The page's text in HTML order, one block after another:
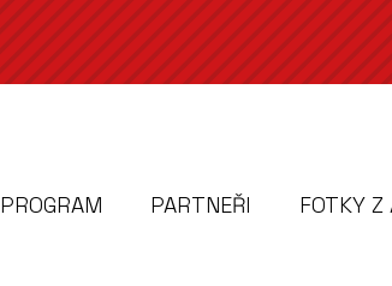
PROGRAM PARTNEŘI FOTKY Z